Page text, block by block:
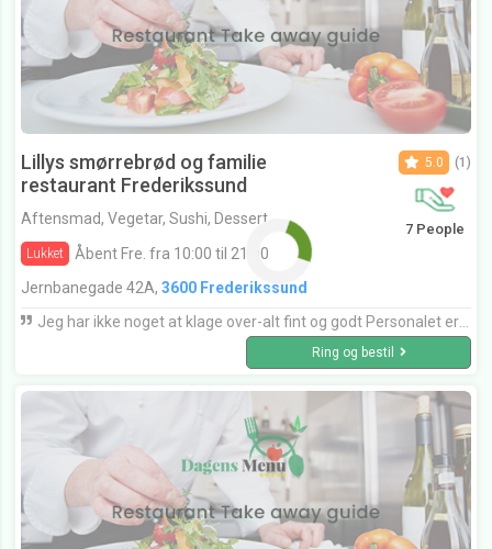
Lillys smørrebrød og familie
restaurant Frederikssund
Aftensmad, Vegetar, Sushi, Dessert
Lukket Åbent Fre. fra 10:00 til 21:00
5.0 (1)
7 People
Jernbanegade 42A, 3600 Frederikssund
Jeg har ikke noget at klage over-alt fint og godt Personalet er også fin
Ring og bestil